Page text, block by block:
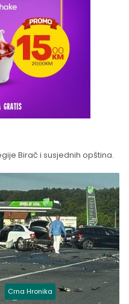
Birač i susjednih opština.
Crna Hronika